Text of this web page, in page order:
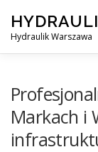
content
Hydraulik Warszawa
Markach i